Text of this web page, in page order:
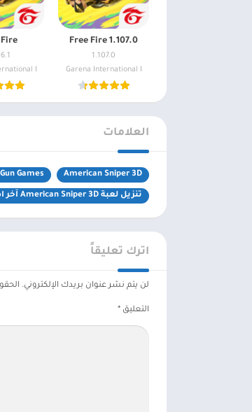
Free Fire 1.107.0
1.107.0
Garena International I
Fire
I
العلامات
American Sniper 3D
Games
تنزيل لعبة American Sniper 3D آخر اصدار
اترك تعليقاً
لن يتم نشر عنوان بريدك الإلكتروني.
التعليق *